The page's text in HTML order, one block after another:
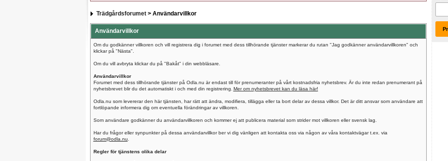
Trädgårdsforumet> Användarvillkor
Användarvillkor
Om du godkänner villkoren och vill registrera dig i forumet med dess tillhörande tjänster markerar du rutan "Jag godkänner användarvillkoren" och
klickar på "Nästa".
Om du vill avbryta klickar du på "Bakåt" i din webbläsare.
Användarvillkor
Forumet med dess tillhörande tjänster på Odla.nu är endast till för prenumeranter på vårt kostnadsfria nyhetsbrev. Är du inte redan prenumerant på
nyhetsbrevet blir du det automatiskt i och med din registrering. Mer om nyhetsbrevet kan du läsa här!
Odla.nu som levererar den här tjänsten, har rätt att ändra, modifiera, tillägga eller ta bort delar av dessa villkor. Det är ditt ansvar som användare att
fortlöpande informera dig om eventuella förändringar av villkoren.
Som användare godkänner du användarvillkoren och kommer ej att publicera material som strider mot villkoren eller svensk lag.
Har du frågor eller synpunkter på dessa användarvillkor ber vi dig vänligen att kontakta oss via någon av våra kontaktvägar t.ex. via
forum@odla.nu
Regler för tjänstens olika delar